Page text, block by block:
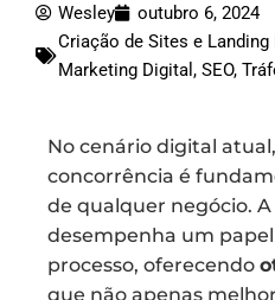
Wesley
outubro 6, 2024
Criação de Sites e Landing
Marketing Digital , SEO,
No cenário digital
concorrência é
de qualquer negócio. A
desempenha um
processo, oferecendo
que não apenas